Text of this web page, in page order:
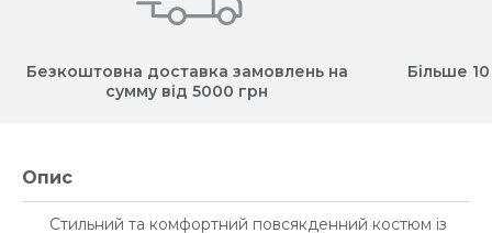
Безкоштовна доставка замовлень на
сумму від 5000 грн
Більше
Опис
Стильний та комфортний повсякденний костюм із